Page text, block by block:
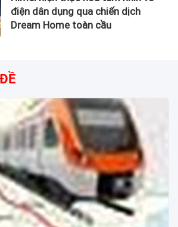
điện dân dụng qua chiến dịch
Dream Home toàn cầu